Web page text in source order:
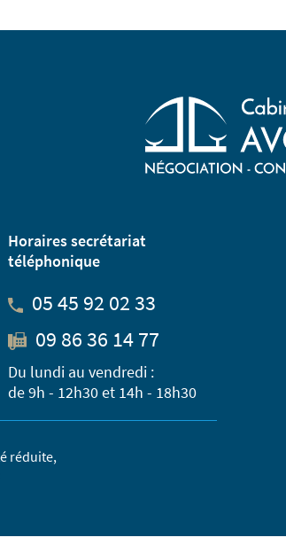
Horaires secrétariat
téléphonique
05 45 92 02 33
09 86 36 14 77
Du lundi au vendredi :
de 9h - 12h30 et 14h - 18h30
réduite,